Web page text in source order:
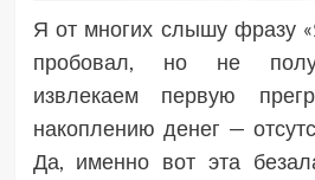
Я от многих слышу фразу
пробовал, но не
извлекаем первую
накоплению денег —
Да, именно вот эта